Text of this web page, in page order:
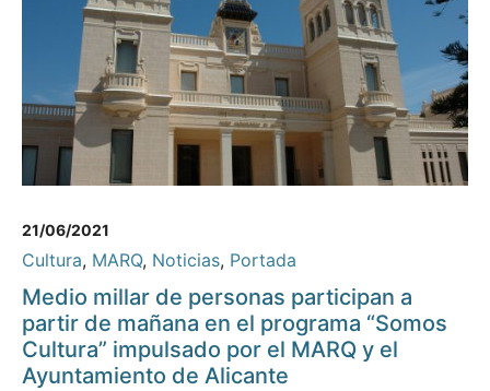
21/06/2021
Cultura, MARQ, Noticias, Portada
Medio millar de personas participan a
partir de mañana en el programa “Somos
Cultura” impulsado por el MARQ y el
Ayuntamiento de Alicante